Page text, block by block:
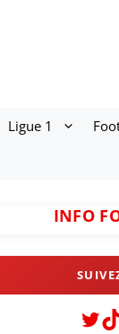
Ligue 1
INFO